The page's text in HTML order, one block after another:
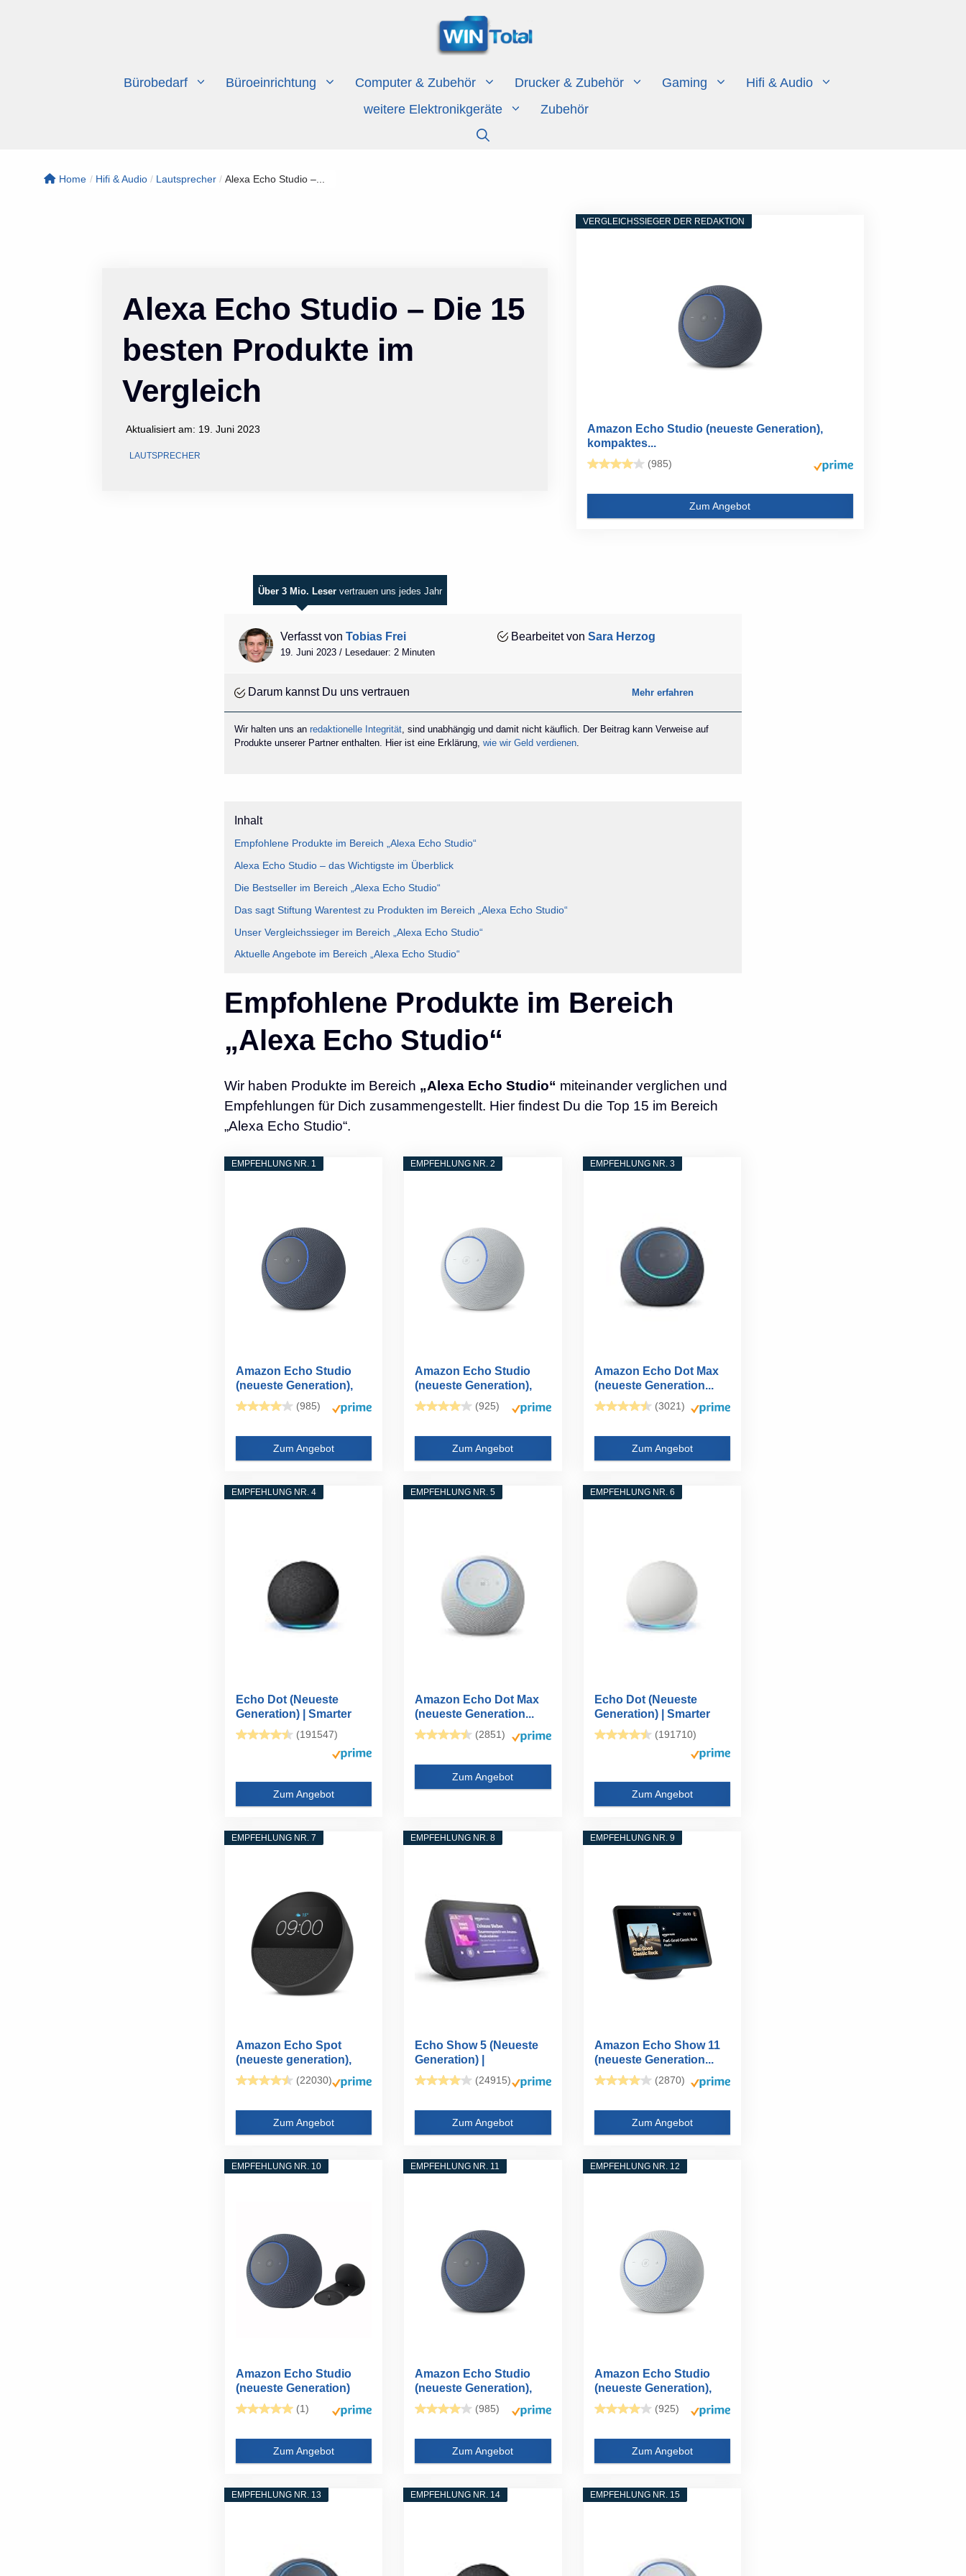
Bürobedarf Büroeinrichtung Computer & Zubehör Drucker & Zubehör Gaming
Hifi & Audio
weitere Elektronikgeräte
Zubehör
Home / Hifi & Audio / Lautsprecher / Alexa Echo Studio –...
Alexa Echo Studio – Die 15
besten Produkte im
Vergleich
Aktualisiert am: 19. Juni 2023
LAUTSPRECHER
VERGLEICHSSIEGER DER REDAKTION
Amazon Echo Studio (neueste Generation),
kompaktes...
(985)
Zum Angebot
Über 3 Mio. Leser vertrauen uns jedes Jahr
Verfasst von Tobias Frei
19. Juni 2023 / Lesedauer: 2 Minuten
Bearbeitet von Sara Herzog
Darum kannst Du uns vertrauen Mehr erfahren
Wir halten uns anredaktionelle Integrität, sind unabhängig und damit nicht käuflich. Der Beitrag kann Verweise auf
Produkte unserer Partner enthalten. Hier ist eine Erklärung,wie wir Geld verdienen.
Inhalt
Empfohlene Produkte im Bereich „Alexa Echo Studio“
Alexa Echo Studio – das Wichtigste im Überblick
Die Bestseller im Bereich „Alexa Echo Studio“
Das sagt Stiftung Warentest zu Produkten im Bereich „Alexa Echo Studio“
Unser Vergleichssieger im Bereich „Alexa Echo Studio“
Aktuelle Angebote im Bereich „Alexa Echo Studio“
Empfohlene Produkte im Bereich
„Alexa Echo Studio“
Wir haben Produkte im Bereich „Alexa Echo Studio“ miteinander verglichen und
Empfehlungen für Dich zusammengestellt. Hier findest Du die Top 15 im Bereich
„Alexa Echo Studio“.
EMPFEHLUNG NR. 1
Amazon Echo Studio
(neueste Generation),
kompaktes...
(985)
Zum Angebot
EMPFEHLUNG NR. 2
Amazon Echo Studio
(neueste Generation),
kompaktes...
(925)
Zum Angebot
EMPFEHLUNG NR. 3
Amazon Echo Dot Max
(neueste Generation...
(3021)
Zum Angebot
EMPFEHLUNG NR. 4
Echo Dot (Neueste
Generation) | Smarter
WLAN- und...
(191547)
Zum Angebot
EMPFEHLUNG NR. 5
Amazon Echo Dot Max
(neueste Generation...
(2851)
Zum Angebot
EMPFEHLUNG NR. 6
Echo Dot (Neueste
Generation) | Smarter
WLAN- und...
(191710)
Zum Angebot
EMPFEHLUNG NR. 7
Amazon Echo Spot
(neueste generation),
smarter...
(22030)
Zum Angebot
EMPFEHLUNG NR. 8
Echo Show 5 (Neueste
Generation) |
Kompakter...
(24915)
Zum Angebot
EMPFEHLUNG NR. 9
Amazon Echo Show 11
(neueste Generation...
(2870)
Zum Angebot
EMPFEHLUNG NR. 10
Amazon Echo Studio
(neueste Generation)
mit...
(1)
Zum Angebot
EMPFEHLUNG NR. 11
Amazon Echo Studio
(neueste Generation),
kompaktes...
(985)
Zum Angebot
EMPFEHLUNG NR. 12
Amazon Echo Studio
(neueste Generation),
kompaktes...
(925)
Zum Angebot
EMPFEHLUNG NR. 13 EMPFEHLUNG NR. 14 EMPFEHLUNG NR. 15